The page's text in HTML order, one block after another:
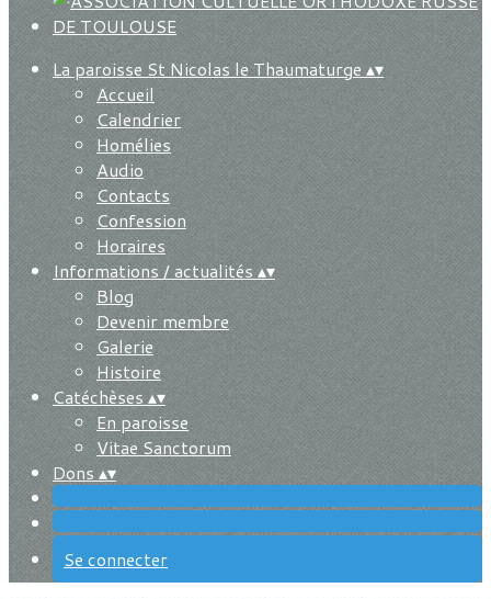
La paroisse St Nicolas le Thaumaturge▴▾
Accueil
Calendrier
Homélies
Audio
Contacts
Confession
Horaires
Informations / actualités▴▾
Blog
Devenir membre
Galerie
Histoire
Catéchèses▴▾
En paroisse
Vitae Sanctorum
Dons▴▾
Se connecter